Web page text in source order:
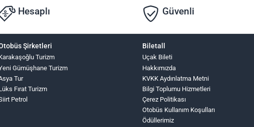
Hesaplı Güvenli
Şirketleri
Turizm
Gümüşhane Turizm
Tur
Fırat Turizm
Petrol
Biletall
Uçak Bileti
Hakkımızda
KVKK Aydınlatma Metni
Bilgi Toplumu Hizmetleri
Çerez Politikası
Otobüs Kullanım Koşulları
Ödüllerimiz